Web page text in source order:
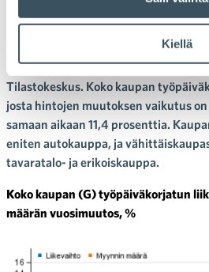
Kiellä
huhtikuussa
Koko kaupan työpäiväkorjattu
16,9 prosenttia vuoden 2020
Tilastokeskus. Koko kaupan
josta hintojen muutoksen vaikutus
samaan aikaan 11,4 prosenttia.
eniten autokauppa, ja
tavaratalo- ja erikoiskauppa.
Koko kaupan (G) työpäiväkorjatun
määrän vuosimuutos, %